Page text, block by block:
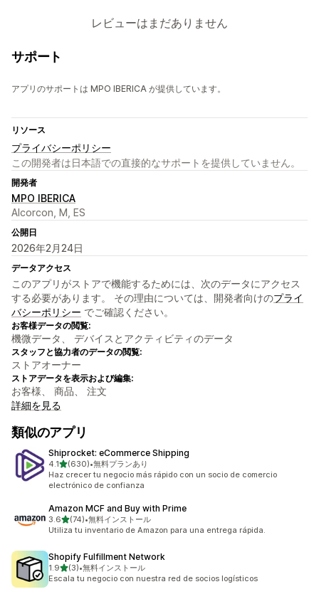
レビューはまだありません
サポート
アプリのサポートは MPO IBERICA が提供しています。
リソース
プライバシーポリシー
この開発者は日本語での直接的なサポートを提供していません。
開発者
MPO IBERICA
Alcorcon, M, ES
公開日
2026年2月24日
データアクセス
このアプリがストアで機能するためには、次のデータにアクセス
する必要があります。 その理由については、開発者向けのプライ
バシーポリシー でご確認ください。
お客様データの閲覧:
機微データ、 デバイスとアクティビティのデータ
スタッフと協力者のデータの閲覧:
ストアオーナー
ストアデータを表示および編集:
お客様、 商品、 注文
詳細を見る
類似のアプリ
Shiprocket: eCommerce Shipping
4.15つ星中
(630)
合計レビュー数：630件
•無料プランあり
Haz crecer tu negocio más rápido con un socio de comercio
electrónico de confianza
Amazon MCF and Buy with Prime
3.65つ星中
(74)
合計レビュー数：74件
•無料インストール
Utiliza tu inventario de Amazon para una entrega rápida.
Shopify Fulfillment Network
1.95つ星中
(3)
合計レビュー数：3件
•無料インストール
Escala tu negocio con nuestra red de socios logísticos